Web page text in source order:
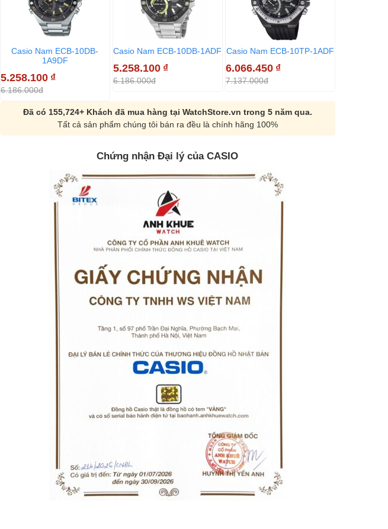
Casio Nam ECB-10DB-
1A9DF
5.258.100 ₫
6.186.000đ
Casio Nam ECB-10DB-1ADF
5.258.100 ₫
6.186.000đ
Casio Nam ECB-10TP-1ADF
6.066.450 ₫
7.137.000đ
Đã có 155,724+ Khách đã mua hàng tại WatchStore.vn trong 5 năm qua.
Tất cả sản phẩm chúng tôi bán ra đều là chính hãng 100%
Chứng nhận Đại lý của CASIO